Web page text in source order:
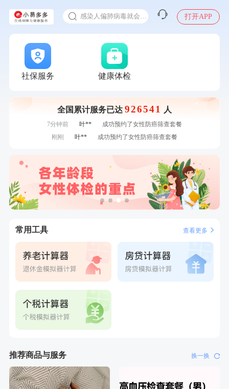
甲状腺癌怎么筛查
打开APP
社保服务 健康体检
全国累计服务已达 926541 人
1分钟前 黎**
购买了厨房家用多功能不锈钢刀具六件套装
1分钟前
江**
成功预约了女性VIP体检套餐
2分钟前
李**
成功预约了白领女士体检套餐
2分钟前
购买了固本堂阿胶糕传统口味400g
购买了BP3颈椎热敷枕
4分钟前
成功预约了标准体检套餐（男）
7分钟前
林**
购买了宁安堡新疆无核红枣干150g*2
7分钟前
叶**
成功预约了女性防癌筛查套餐
刚刚
叶**
成功预约了女性防癌筛查套餐
常用工具 查看更多
推荐商品与服务 换一换